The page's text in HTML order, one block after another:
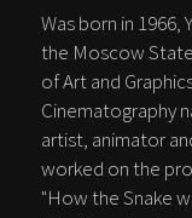
Was born in 1966,
the Moscow
of Art and
Cinematography
artist, animator
worked on the
"How the Snake